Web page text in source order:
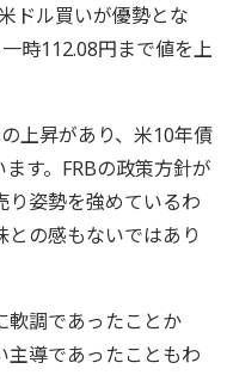
ドル買いが優勢とな
時112.08円まで値を上
上昇があり、米10年債
す。FRBの政策方針が
り姿勢を強めているわ
の感もないではあり
軟調であったことか
主導であったこともわ